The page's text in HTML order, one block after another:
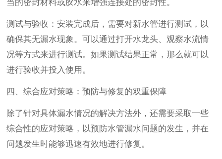
当的密封材料或胶水来增强连接处的密封性。
测试与验收：安装完成后，需要对新水管进行测试，以
确保其无漏水现象。可以通过打开水龙头、观察水流情
况等方式来进行测试。如果测试结果正常，那么就可以
进行验收并投入使用。
四、综合应对策略：预防与修复的双重保障
除了针对具体漏水情况的解决方法外，还需要采取一些
综合性的应对策略，以预防水管漏水问题的发生，并在
问题发生时能够迅速有效地进行修复。